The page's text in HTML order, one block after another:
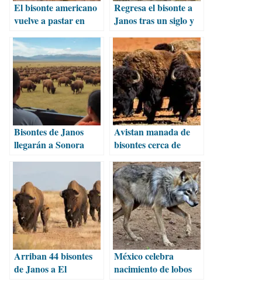
El bisonte americano
vuelve a pastar en
siglo
Regresa el bisonte a
Janos tras un siglo y
ecosistema
Bisontes de Janos
llegarán a Sonora
Avistan manada de
bisontes cerca de
de Sonora
Arriban 44 bisontes
de Janos a El
México celebra
nacimiento de lobos